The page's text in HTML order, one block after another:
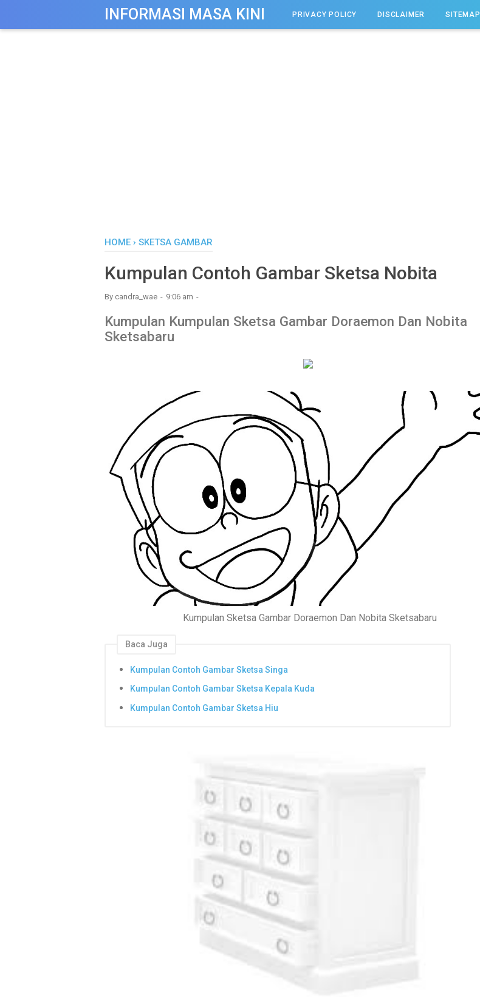
INFORMASI MASA KINI PRIVACY POLICY DISCLAIMER SITEMAP
HOME › SKETSA GAMBAR
Kumpulan Contoh Gambar Sketsa Nobita
By candra_wae 9:06 am
Kumpulan Kumpulan Sketsa Gambar Doraemon Dan Nobita
Sketsabaru
Kumpulan Sketsa Gambar Doraemon Dan Nobita Sketsabaru
Baca Juga
Kumpulan Contoh Gambar Sketsa Singa
Kumpulan Contoh Gambar Sketsa Kepala Kuda
Kumpulan Contoh Gambar Sketsa Hiu